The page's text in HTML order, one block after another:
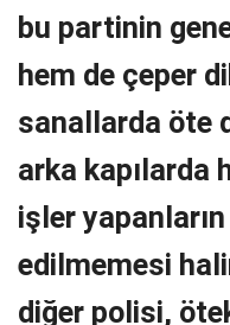
bu partinin
hem de çeper
sanallarda öte
arka kapılarda
işler
edilmemesi
diğer polisi,